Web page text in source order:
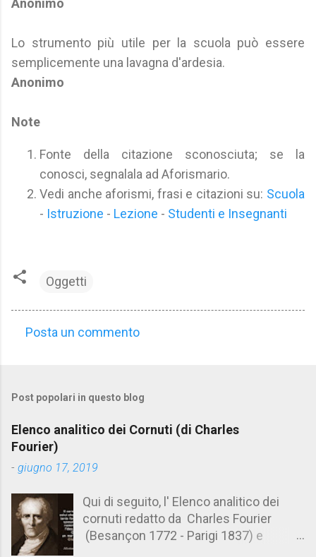
Anonimo
Lo strumento più utile per la scuola può essere
semplicemente una lavagna d'ardesia.
Anonimo
Note
Fonte della citazione sconosciuta; se la
conosci, segnalala ad Aforismario.
Vedi anche aforismi, frasi e citazioni su: Scuola
- Istruzione - Lezione - Studenti e Insegnanti
Oggetti
m
e
n
t
Posta un commento
Post popolari in questo blog
Elenco analitico dei Cornuti (di Charles
Fourier)
- giugno 17, 2019
Qui di seguito, l' Elenco analitico dei
cornuti redatto da Charles Fourier
(Besançon 1772 - Parigi 1837) e